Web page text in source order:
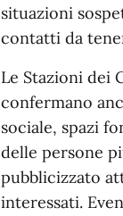
situazioni
contatti da
Le Stazioni dei
confermano
sociale, spazi
delle persone
pubblicizzato
interessati.